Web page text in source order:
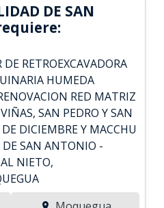
DE SAN
RETROEXCAVADORA
HUMEDA
RED MATRIZ
SAN PEDRO Y SAN
DICIEMBRE Y MACCHU
SAN ANTONIO -
NIETO,